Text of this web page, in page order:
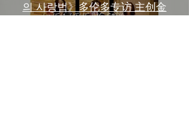
의 사랑법》多伦多专访 主创金